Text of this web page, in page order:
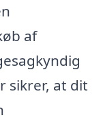
af
sikrer, at dit